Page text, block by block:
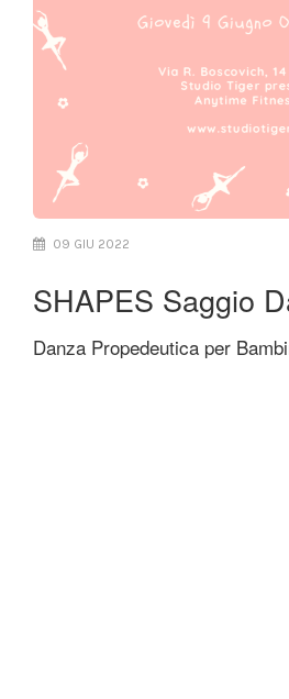
09 GIU 2022
SHAPES Saggio
Danza Propedeutica per